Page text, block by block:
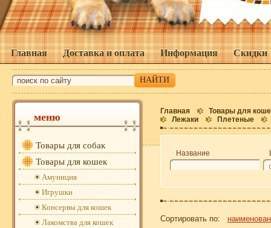
Главная Доставка и оплата Информация Скидки
Главная
Товары для
Лежаки
Плетеные
Название
Сортировать по:
меню
Товары для собак
Товары для кошек
Амуниция
Игрушки
Консервы для кошек
Лакомства для кошек